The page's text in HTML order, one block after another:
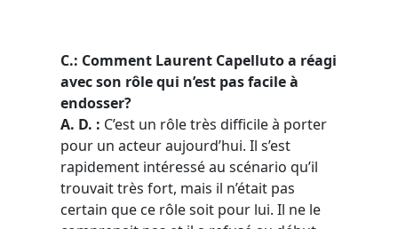
C.: Comment Laurent Capelluto a réagi
avec son rôle qui n’est pas facile à
endosser?
A. D. : C’est un rôle très difficile à porter
pour un acteur aujourd’hui. Il s’est
rapidement intéressé au scénario qu’il
trouvait très fort, mais il n’était pas
certain que ce rôle soit pour lui. Il ne le